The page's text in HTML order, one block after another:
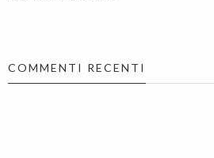
COMMENTI RECENTI